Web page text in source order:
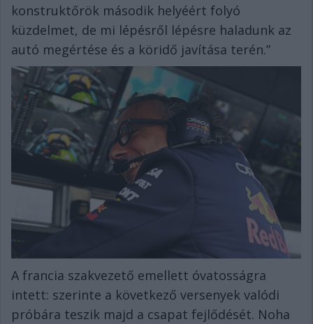
konstruktőrök második helyéért folyó
küzdelmet, de mi lépésről lépésre haladunk az
autó megértése és a köridő javítása terén.”
A francia szakvezető emellett óvatosságra
intett: szerinte a következő versenyek valódi
próbára teszik majd a csapat fejlődését. Noha